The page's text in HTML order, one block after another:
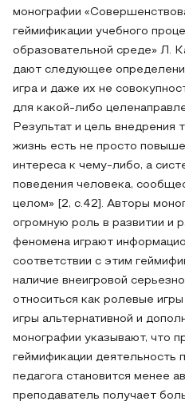
монографии
геймификации учебного
образовательной среде» Л.
дают следующее
игра и даже их не
для какой-либо
Результат и цель внедрения
жизнь есть не просто
интереса к чему-либо, а
поведения человека,
целом» [2, с.42]. Авторы
огромную роль в развитии и
феномена играют
соответствии с этим
наличие внеигровой
относиться как ролевые
игры альтернативной и
монографии указывают, что
геймификации деятельность
педагога становится менее
преподаватель получает